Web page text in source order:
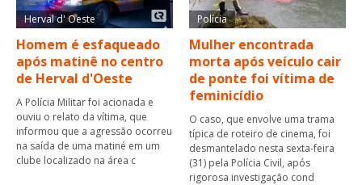
Herval d' Oeste
Homem é esfaqueado
após matinê no centro
de Herval d'Oeste
A Polícia Militar foi acionada e
ouviu o relato da vítima, que
informou que a agressão ocorreu
na saída de uma matiné em um
clube localizado na área c
Polícia
Mulher encontrada
morta após veículo cair
de ponte foi vítima de
feminicídio
O caso, que envolve uma trama
típica de roteiro de cinema, foi
desmantelado nesta sexta-feira
(31) pela Polícia Civil, após
rigorosa investigação cond